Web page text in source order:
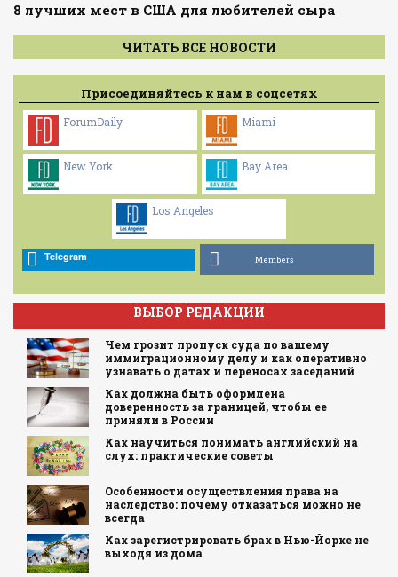
8 лучших мест в США для любителей сыра
ЧИТАТЬ ВСЕ НОВОСТИ
Присоединяйтесь к нам в соцсетях
ForumDaily Miami
New York Bay Area
Los Angeles
Telegram Members
ВЫБОР РЕДАКЦИИ
Чем грозит пропуск суда по вашему
иммиграционному делу и как оперативно
узнавать о датах и переносах заседаний
Как должна быть оформлена
доверенность за границей, чтобы ее
приняли в России
Как научиться понимать английский на
слух: практические советы
Особенности осуществления права на
наследство: почему отказаться можно не
всегда
Как зарегистрировать брак в Нью-Йорке не
выходя из дома